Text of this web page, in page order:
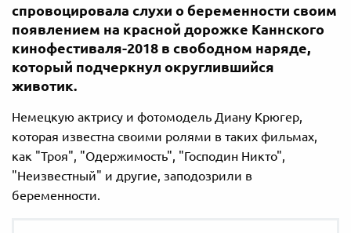
спровоцировала слухи о беременности своим
появлением на красной дорожке Каннского
кинофестиваля-2018 в свободном наряде,
который подчеркнул округлившийся
животик.
Немецкую актрису и фотомодель Диану Крюгер,
которая известна своими ролями в таких фильмах,
как "Троя", "Одержимость", "Господин Никто",
"Неизвестный" и другие, заподозрили в
беременности.